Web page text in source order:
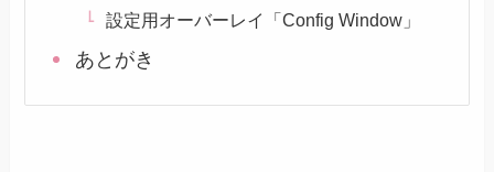
設定用オーバーレイ「Config Window」
あとがき